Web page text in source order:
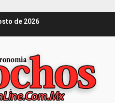
de 2026